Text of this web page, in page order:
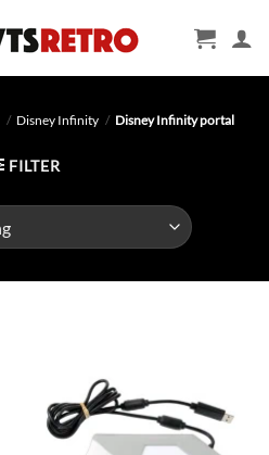
/ Disney Infinity / Disney Infinity portal
FILTER